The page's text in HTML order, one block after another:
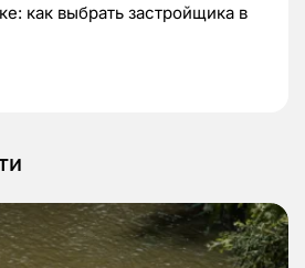
как выбрать застройщика в